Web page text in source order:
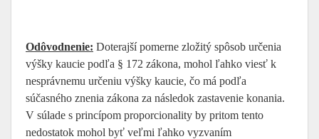
Odôvodnenie: Doterajší pomerne zložitý spôsob určenia
výšky kaucie podľa § 172 zákona, mohol ľahko viesť k
nesprávnemu určeniu výšky kaucie, čo má podľa
súčasného znenia zákona za následok zastavenie konania.
V súlade s princípom proporcionality by pritom tento
nedostatok mohol byť veľmi ľahko vyzvaním